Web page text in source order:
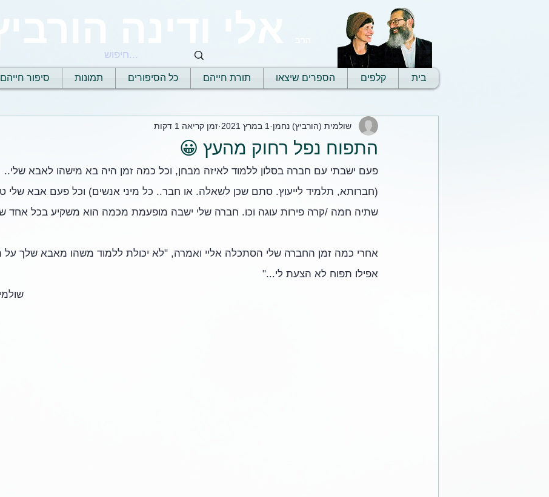
בית קלפים הספרים שיצאו תורת חייהם כל הסיפורים תמונות סיפור
התפוח נפל רחוק מהעץ 😀
שולמית (הורביץ) נחמן 1 במרץ 2021 זמן קריאה 1 דקות
פעם ישבתי עם חברה בסלון ללמוד לאיזה מבחן, וכל כמה זמן היה בא מישהו לאבא שלי..
(חברותא, תלמיד לייעוץ. סתם שכן לשאלה. או חבר.. כל מיני אנשים) וכל פעם אבא שלי
שתיה חמה /קרה פירות עוגה וכו. חברה שלי ישבה מופעמת מכמה הוא משקיע בכל אחד
אחרי כמה זמן החברה שלי הסתכלה אליי ואמרה, "לא יכולת ללמוד משהו מאבא שלך על
אפילו תפוח לא הצעת לי..."